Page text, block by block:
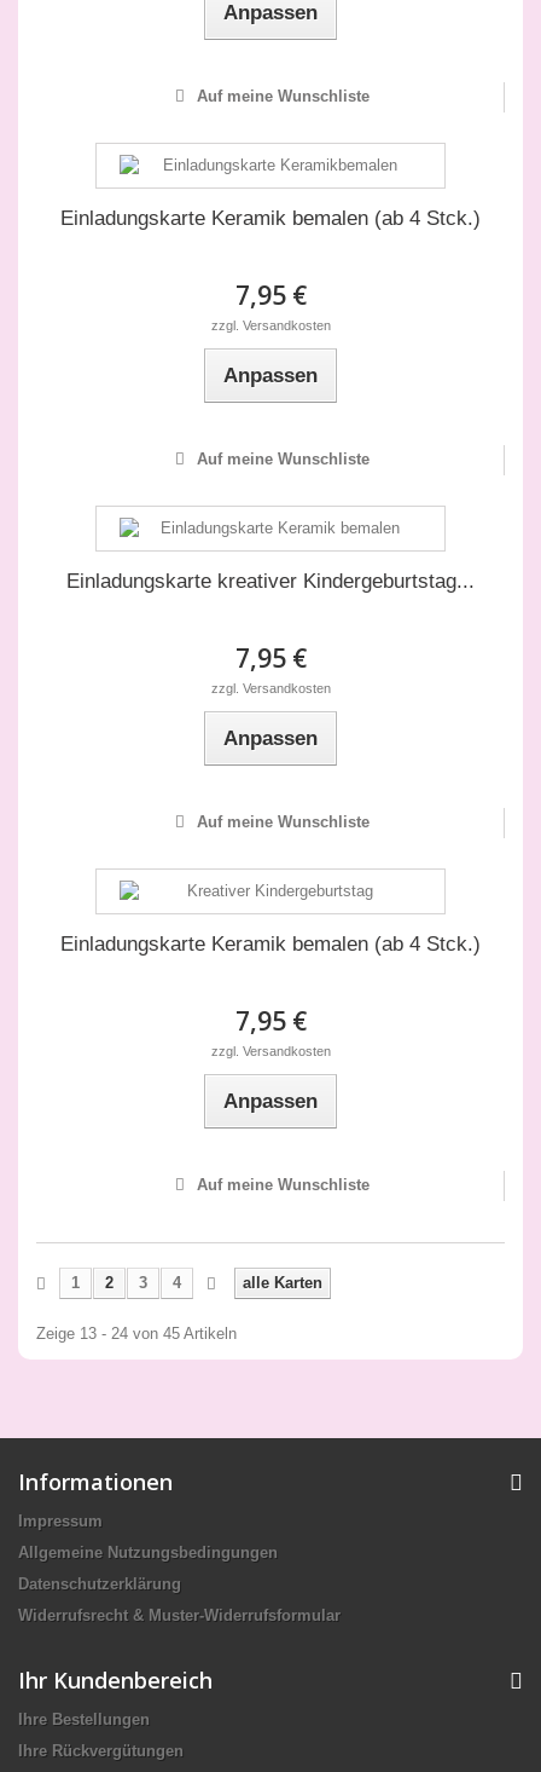
Anpassen
Auf meine Wunschliste
Einladungskarte Keramik bemalen (ab 4 Stck.)
7,95 €
zzgl. Versandkosten
Anpassen
Auf meine Wunschliste
Einladungskarte kreativer Kindergeburtstag...
7,95 €
zzgl. Versandkosten
Anpassen
Auf meine Wunschliste
Einladungskarte Keramik bemalen (ab 4 Stck.)
7,95 €
zzgl. Versandkosten
Anpassen
Auf meine Wunschliste
alle Karten
1 2 3 4
Zeige 13 - 24 von 45 Artikeln
Informationen
Impressum
Allgemeine Nutzungsbedingungen
Datenschutzerklärung
Widerrufsrecht & Muster-Widerrufsformular
Ihr Kundenbereich
Ihre Bestellungen
Ihre Rückvergütungen